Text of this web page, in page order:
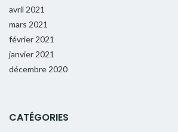
avril 2021
mars 2021
février 2021
janvier 2021
décembre 2020
CATÉGORIES